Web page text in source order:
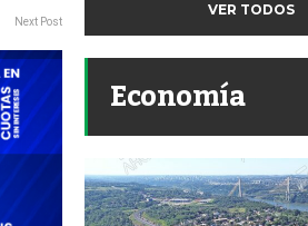
Next Post
VER TODOS
Economía